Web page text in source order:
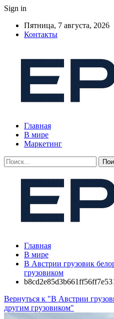
Sign in
Пятница, 7 августа, 2026
Контакты
Главная
В мире
Маркетинг
Главная
В мире
В Австрии грузовик
грузовиком
Вернуться к "В Австрии
другим грузовиком"